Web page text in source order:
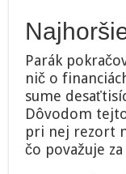
Parák
nič o
sume
Dôvodom
pri nej rezort
čo považuje